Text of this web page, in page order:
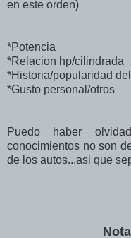
en este orden)
*Potencia
*Relacion hp/cilindrada
*Historia/popularidad
*Gusto personal/otros
Puedo haber
conocimientos no son
de los autos...asi que